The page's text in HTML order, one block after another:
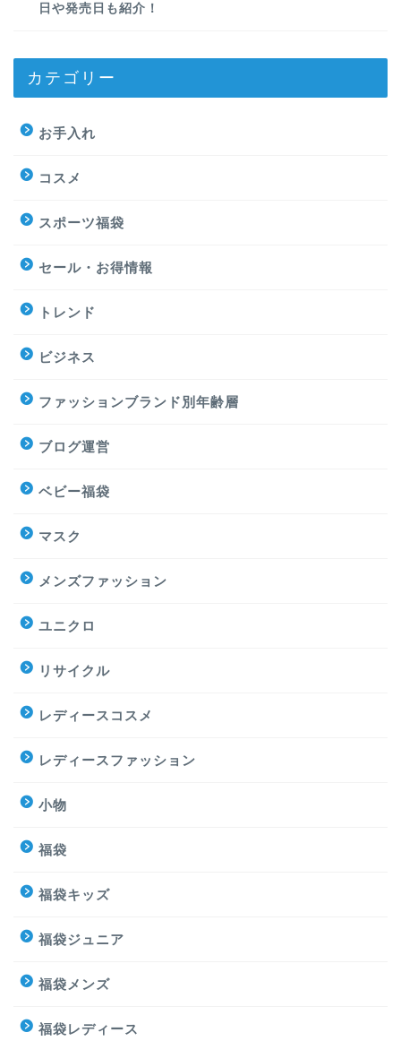
日や発売日も紹介！
カテゴリー
お手入れ
コスメ
スポーツ福袋
セール・お得情報
トレンド
ビジネス
ファッションブランド別年齢層
ブログ運営
ベビー福袋
マスク
メンズファッション
ユニクロ
リサイクル
レディースコスメ
レディースファッション
小物
福袋
福袋キッズ
福袋ジュニア
福袋メンズ
福袋レディース